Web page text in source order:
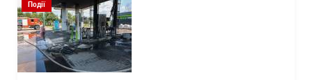
Події